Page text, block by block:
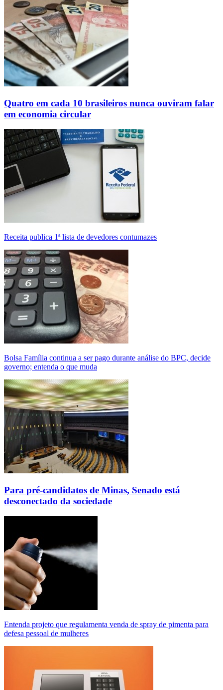
Quatro em cada 10 brasileiros nunca ouviram falar
em economia circular
Receita publica 1ª lista de devedores contumazes
Bolsa Família continua a ser pago durante análise do BPC, decide
governo; entenda o que muda
Para pré-candidatos de Minas, Senado está
desconectado da sociedade
Entenda projeto que regulamenta venda de spray de pimenta para
defesa pessoal de mulheres